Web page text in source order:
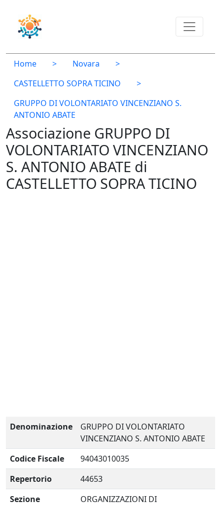
Home > Novara
>
CASTELLETTO SOPRA TICINO
>
GRUPPO DI VOLONTARIATO VINCENZIANO S.
ANTONIO ABATE
Associazione GRUPPO DI
VOLONTARIATO VINCENZIANO
S. ANTONIO ABATE di
CASTELLETTO SOPRA TICINO
Denominazione
GRUPPO DI VOLONTARIATO
VINCENZIANO S. ANTONIO ABATE
Codice Fiscale
94043010035
Repertorio
44653
Sezione
ORGANIZZAZIONI DI